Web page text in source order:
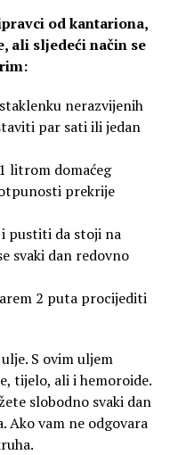
od kantariona,
ali sljedeći način se
nerazvijenih
par sati ili jedan
litrom domaćeg
prekrije
pustiti da stoji na
svaki dan redovno
2 puta procijediti
S ovim uljem
tijelo, ali i hemoroide.
slobodno svaki dan
vam ne odgovara